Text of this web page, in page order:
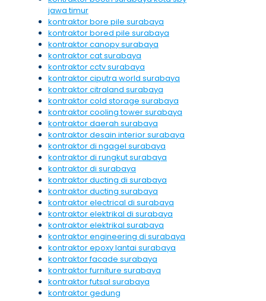
jawa timur
kontraktor bore pile surabaya
kontraktor bored pile surabaya
kontraktor canopy surabaya
kontraktor cat surabaya
kontraktor cctv surabaya
kontraktor ciputra world surabaya
kontraktor citraland surabaya
kontraktor cold storage surabaya
kontraktor cooling tower surabaya
kontraktor daerah surabaya
kontraktor desain interior surabaya
kontraktor di ngagel surabaya
kontraktor di rungkut surabaya
kontraktor di surabaya
kontraktor ducting di surabaya
kontraktor ducting surabaya
kontraktor electrical di surabaya
kontraktor elektrikal di surabaya
kontraktor elektrikal surabaya
kontraktor engineering di surabaya
kontraktor epoxy lantai surabaya
kontraktor facade surabaya
kontraktor furniture surabaya
kontraktor futsal surabaya
kontraktor gedung